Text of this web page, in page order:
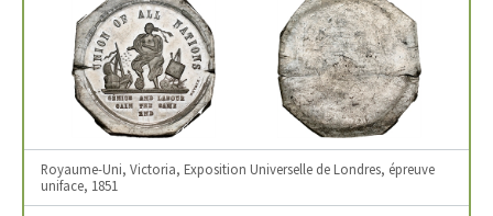
Royaume-Uni, Victoria, Exposition Universelle de Londres, épreuve
uniface, 1851